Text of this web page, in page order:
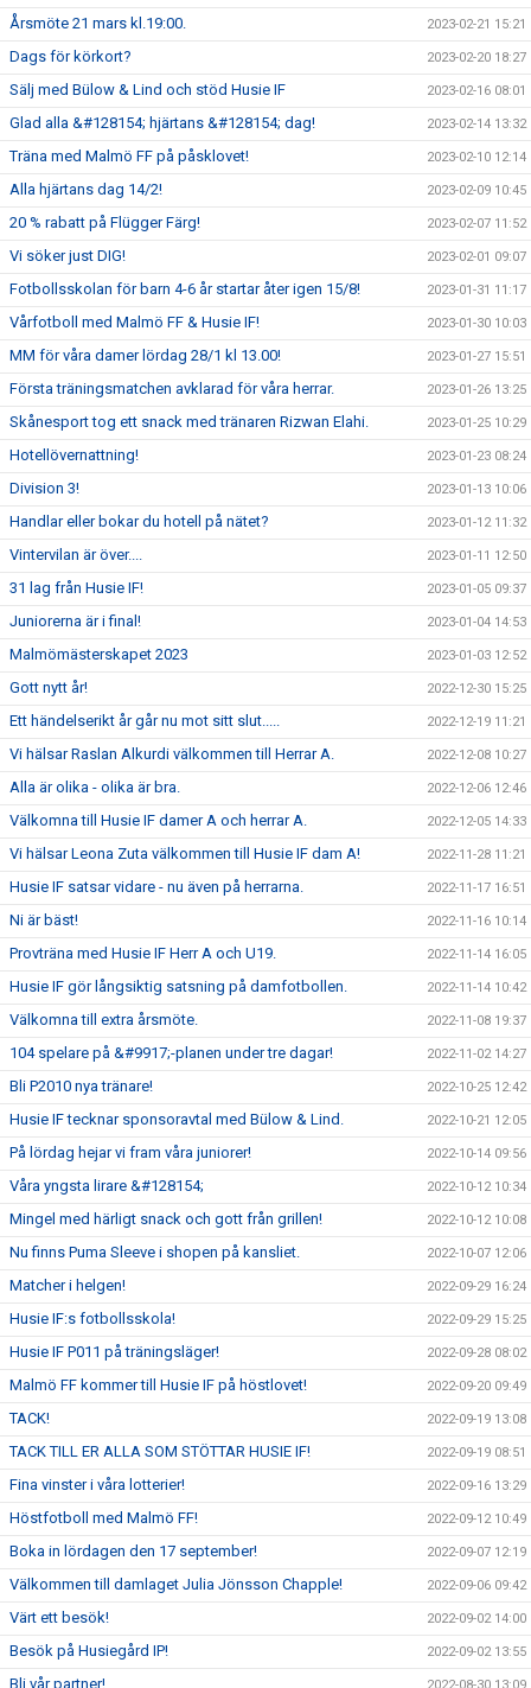
Årsmöte 21 mars kl.19:00. 2023-02-21 15:21
Dags för körkort? 2023-02-20 18:27
Sälj med Bülow & Lind och stöd Husie IF 2023-02-16 08:01
Glad alla &#128154; hjärtans &#128154; dag! 2023-02-14 13:32
Träna med Malmö FF på påsklovet! 2023-02-10 12:14
Alla hjärtans dag 14/2! 2023-02-09 10:45
20 % rabatt på Flügger Färg! 2023-02-07 11:52
Vi söker just DIG! 2023-02-01 09:07
Fotbollsskolan för barn 4-6 år startar åter igen 15/8! 2023-01-31 11:17
Vårfotboll med Malmö FF & Husie IF! 2023-01-30 10:03
MM för våra damer lördag 28/1 kl 13.00! 2023-01-27 15:51
Första träningsmatchen avklarad för våra herrar. 2023-01-26 13:25
Skånesport tog ett snack med tränaren Rizwan Elahi. 2023-01-25 10:29
Hotellövernattning! 2023-01-23 08:24
Division 3! 2023-01-13 10:06
Handlar eller bokar du hotell på nätet? 2023-01-12 11:32
Vintervilan är över.... 2023-01-11 12:50
31 lag från Husie IF! 2023-01-05 09:37
Juniorerna är i final! 2023-01-04 14:53
Malmömästerskapet 2023 2023-01-03 12:52
Gott nytt år! 2022-12-30 15:25
Ett händelserikt år går nu mot sitt slut..... 2022-12-19 11:21
Vi hälsar Raslan Alkurdi välkommen till Herrar A. 2022-12-08 10:27
Alla är olika - olika är bra. 2022-12-06 12:46
Välkomna till Husie IF damer A och herrar A. 2022-12-05 14:33
Vi hälsar Leona Zuta välkommen till Husie IF dam A! 2022-11-28 11:21
Husie IF satsar vidare - nu även på herrarna. 2022-11-17 16:51
Ni är bäst! 2022-11-16 10:14
Provträna med Husie IF Herr A och U19. 2022-11-14 16:05
Husie IF gör långsiktig satsning på damfotbollen. 2022-11-14 10:42
Välkomna till extra årsmöte. 2022-11-08 19:37
104 spelare på &#9917;-planen under tre dagar! 2022-11-02 14:27
Bli P2010 nya tränare! 2022-10-25 12:42
Husie IF tecknar sponsoravtal med Bülow & Lind. 2022-10-21 12:05
På lördag hejar vi fram våra juniorer! 2022-10-14 09:56
Våra yngsta lirare &#128154; 2022-10-12 10:34
Mingel med härligt snack och gott från grillen! 2022-10-12 10:08
Nu finns Puma Sleeve i shopen på kansliet. 2022-10-07 12:06
Matcher i helgen! 2022-09-29 16:24
Husie IF:s fotbollsskola! 2022-09-29 15:25
Husie IF P011 på träningsläger! 2022-09-28 08:02
Malmö FF kommer till Husie IF på höstlovet! 2022-09-20 09:49
TACK! 2022-09-19 13:08
TACK TILL ER ALLA SOM STÖTTAR HUSIE IF! 2022-09-19 08:51
Fina vinster i våra lotterier! 2022-09-16 13:29
Höstfotboll med Malmö FF! 2022-09-12 10:49
Boka in lördagen den 17 september! 2022-09-07 12:19
Välkommen till damlaget Julia Jönsson Chapple! 2022-09-06 09:42
Värt ett besök! 2022-09-02 14:00
Besök på Husiegård IP! 2022-09-02 13:55
Bli vår partner! 2022-08-30 13:09